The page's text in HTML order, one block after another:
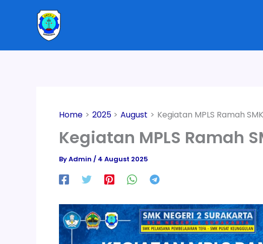
Home 2025 August Kegiatan MPLS Ramah
Kegiatan MPLS Ramah
ByAdmin / 4 August 2025